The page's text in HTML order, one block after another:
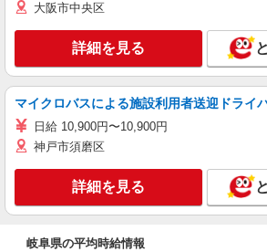
大阪市中央区
詳細を見る
マイクロバスによる施設利用者送迎ドライ
日給 10,900円〜10,900円
神戸市須磨区
詳細を見る
岐阜県の平均時給情報